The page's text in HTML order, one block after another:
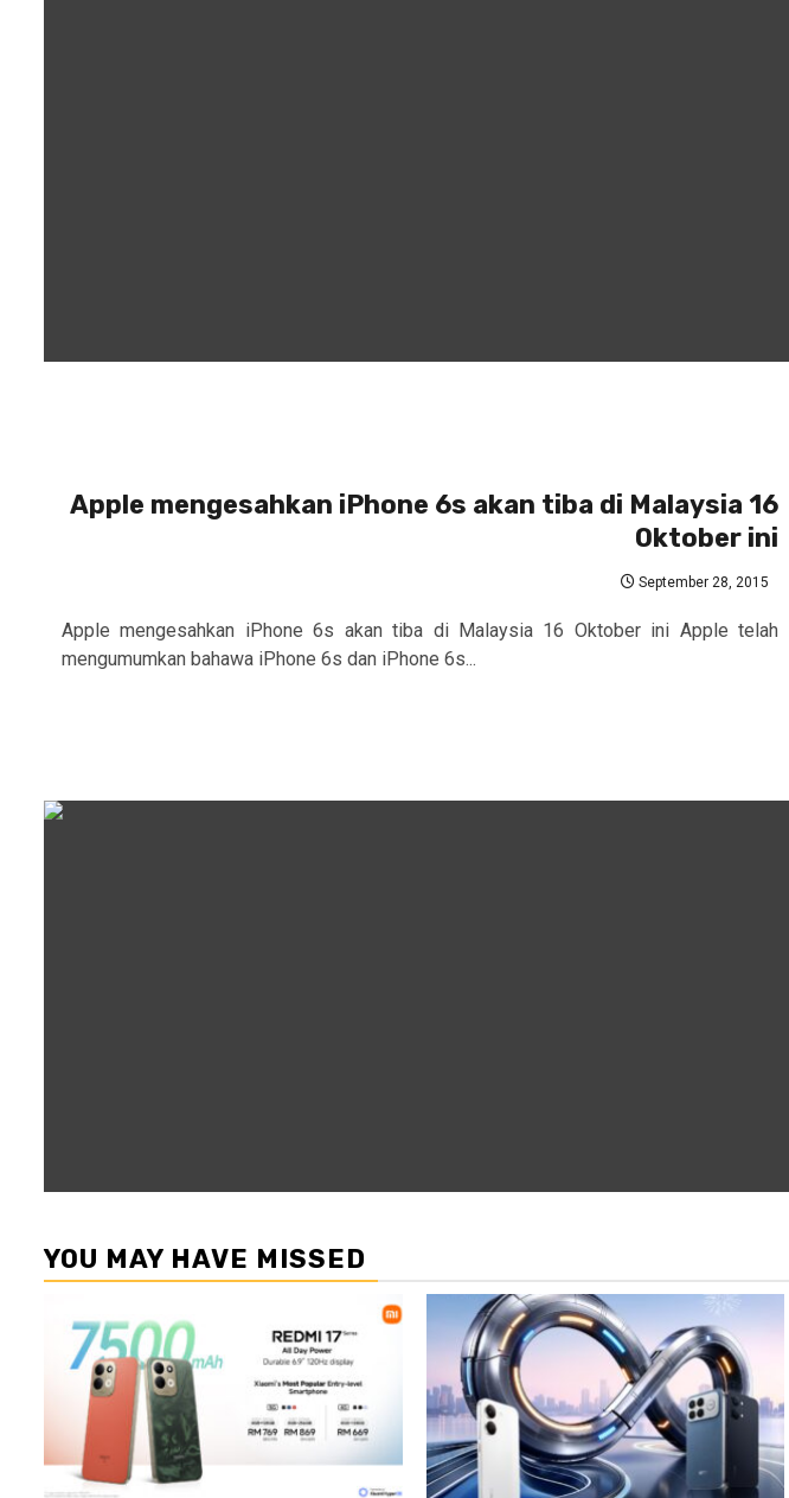
Apple mengesahkan iPhone 6s akan tiba di Malaysia 16
Oktober ini
September 28, 2015
Apple mengesahkan iPhone 6s akan tiba di Malaysia 16 Oktober ini Apple telah
mengumumkan bahawa iPhone 6s dan iPhone 6s...
YOU MAY HAVE MISSED